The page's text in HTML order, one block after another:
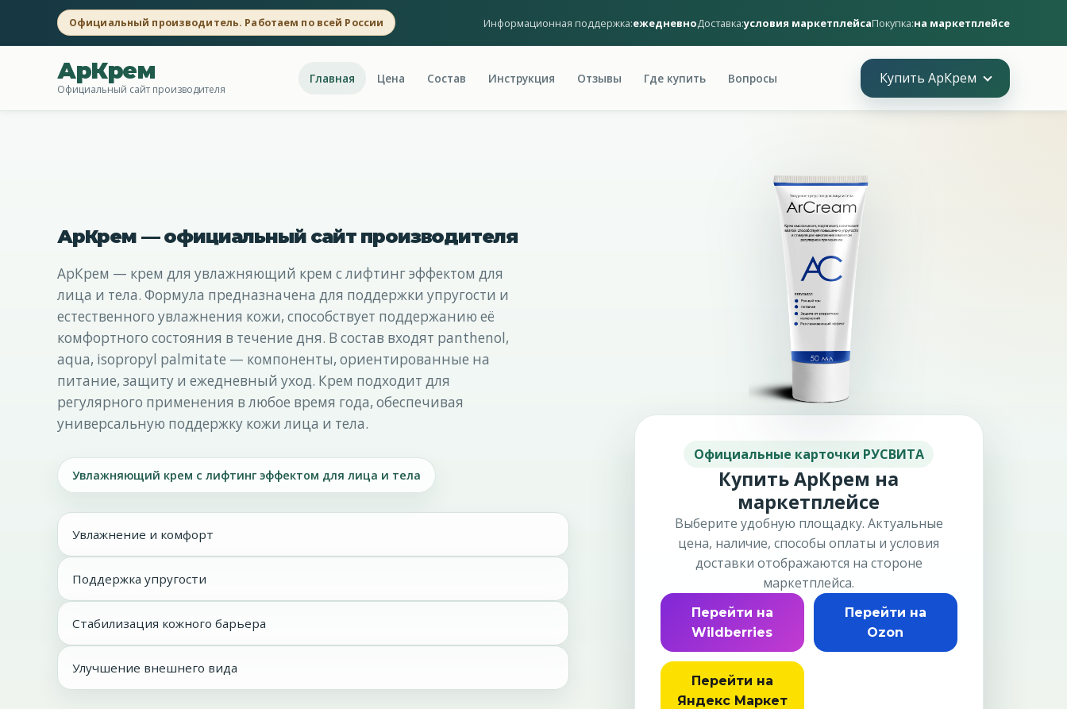
Официальный производитель. Работаем по всей России Информационная поддержка:ежедневноДоставка:условия маркетплейсаПокупка:на маркетплейсе
АрКрем
Официальный сайт производителя
Главная Цена Состав Инструкция Отзывы Где купить Вопросы Купить АрКрем
АрКрем — официальный сайт производителя
АрКрем — крем для увлажняющий крем с лифтинг эффектом для
лица и тела. Формула предназначена для поддержки упругости и
естественного увлажнения кожи, способствует поддержанию её
комфортного состояния в течение дня. В состав входят panthenol,
aqua, isopropyl palmitate — компоненты, ориентированные на
питание, защиту и ежедневный уход. Крем подходит для
регулярного применения в любое время года, обеспечивая
универсальную поддержку кожи лица и тела.
Увлажняющий крем с лифтинг эффектом для лица и тела
Увлажнение и комфорт
Поддержка упругости
Стабилизация кожного барьера
Улучшение внешнего вида
Официальные карточки РУСВИТА
Купить АрКрем на
маркетплейсе
Выберите удобную площадку. Актуальные
цена, наличие, способы оплаты и условия
доставки отображаются на стороне
маркетплейса.
Перейти на
Wildberries
Перейти на
Ozon
Перейти на
Яндекс Маркет